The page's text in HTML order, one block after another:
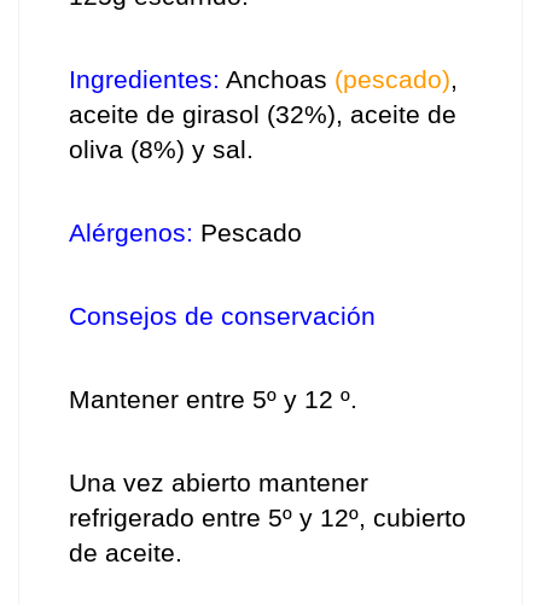
Ingredientes: Anchoas (pescado),
aceite de girasol (32%), aceite de
oliva (8%) y sal.
Alérgenos: Pescado
Consejos de conservación
Mantener entre 5º y 12 º.
Una vez abierto mantener
refrigerado entre 5º y 12º, cubierto
de aceite.